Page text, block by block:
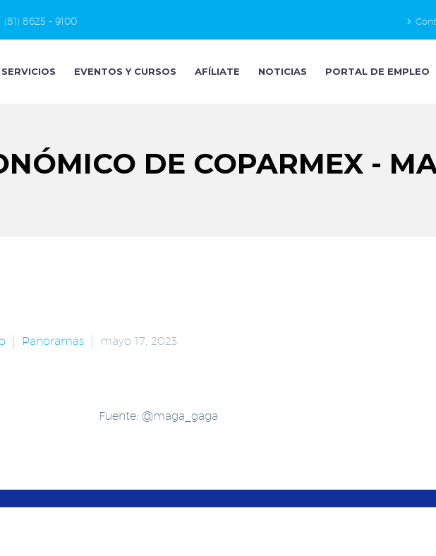
(81) 8625 - 9100
SERVICIOS EVENTOS Y CURSOS AFÍLIATE NOTICIAS PORTAL DE EMPLEO
DE COPARMEX -
Panoramas mayo 17, 2023
Fuente: @maga_gaga